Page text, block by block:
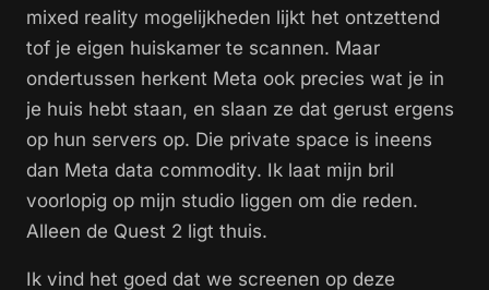
mixed reality mogelijkheden lijkt het ontzettend
tof je eigen huiskamer te scannen. Maar
ondertussen herkent Meta ook precies wat je in
je huis hebt staan, en slaan ze dat gerust ergens
op hun servers op. Die private space is ineens
dan Meta data commodity. Ik laat mijn bril
voorlopig op mijn studio liggen om die reden.
Alleen de Quest 2 ligt thuis.
Ik vind het goed dat we screenen op deze